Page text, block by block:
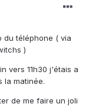
du téléphone ( via
)
vers 11h30 j'étais a
la matinée.
de me faire un joli